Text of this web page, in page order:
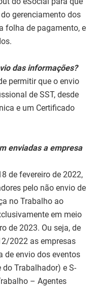
gerenciamento dos
folha de pagamento, e
das informações?
permitir que o envio
de SST, desde
e um Certificado
enviadas a empresa
de fevereiro de 2022,
pelo não envio de
no Trabalho ao
em meio
de 2023. Ou seja, de
2022 as empresas
de envio dos eventos
Trabalhador) e S-
– Agentes